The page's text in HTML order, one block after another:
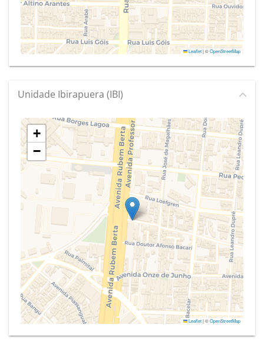
Leaflet|©OpenStreetMap
Unidade Ibirapuera (IBI)
+
−
Leaflet|©OpenStreetMap